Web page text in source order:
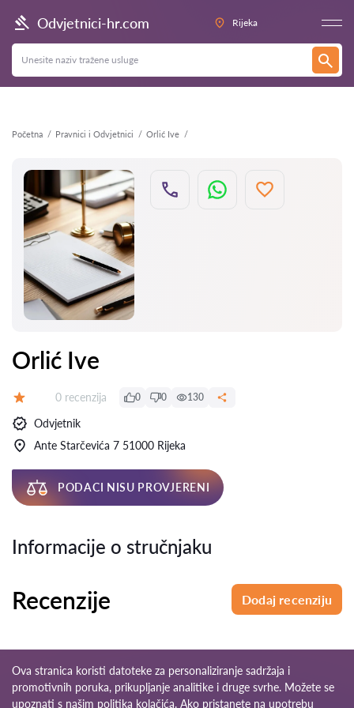
Odvjetnici-hr.com Rijeka
Početna Pravnici i Odvjetnici Orlić Ive
Natrag
Orlić Ive
Recenzija:
0 recenzija 0 0 130
Odvjetnik
Ante Starčevića 7 51000 Rijeka
PODACI NISU PROVJERENI
Informacije o stručnjaku
Recenzije Dodaj recenziju
Ova stranica koristi datoteke za personaliziranje sadržaja i
promotivnih poruka, prikupljanje analitike i druge svrhe. Možete se
upoznati s našim politika kolačića. Ako pristanete na upotrebu